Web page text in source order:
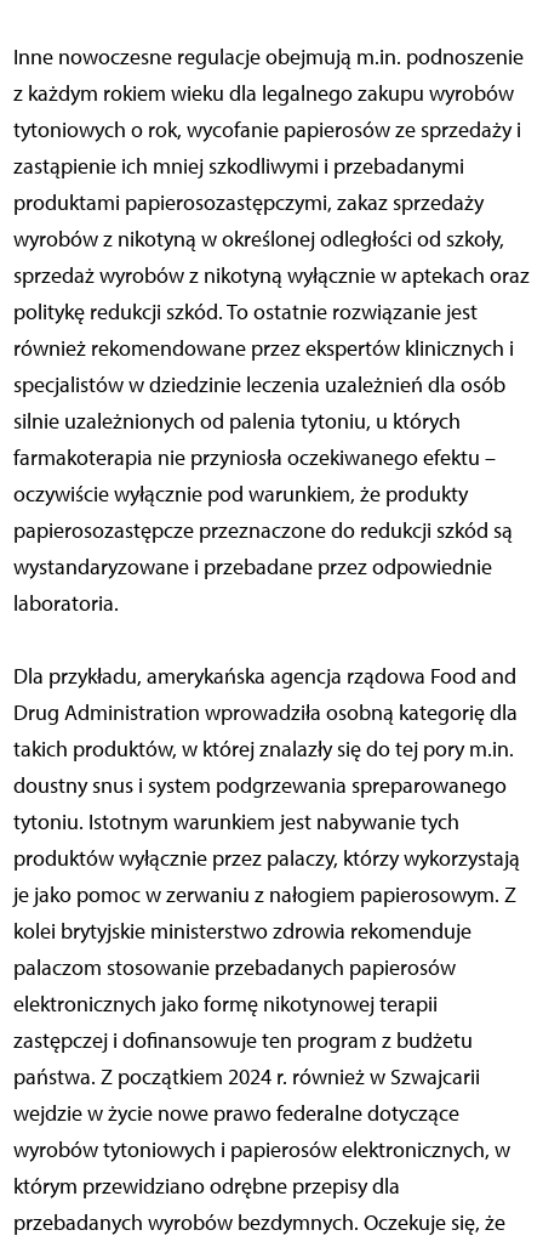
Inne nowoczesne regulacje obejmują m.in. podnoszenie
z każdym rokiem wieku dla legalnego zakupu wyrobów
tytoniowych o rok, wycofanie papierosów ze sprzedaży i
zastąpienie ich mniej szkodliwymi i przebadanymi
produktami papierosozastępczymi, zakaz sprzedaży
wyrobów z nikotyną w określonej odległości od szkoły,
sprzedaż wyrobów z nikotyną wyłącznie w aptekach oraz
politykę redukcji szkód. To ostatnie rozwiązanie jest
również rekomendowane przez ekspertów klinicznych i
specjalistów w dziedzinie leczenia uzależnień dla osób
silnie uzależnionych od palenia tytoniu, u których
farmakoterapia nie przyniosła oczekiwanego efektu –
oczywiście wyłącznie pod warunkiem, że produkty
papierosozastępcze przeznaczone do redukcji szkód są
wystandaryzowane i przebadane przez odpowiednie
laboratoria.
Dla przykładu, amerykańska agencja rządowa Food and
Drug Administration wprowadziła osobną kategorię dla
takich produktów, w której znalazły się do tej pory m.in.
doustny snus i system podgrzewania spreparowanego
tytoniu. Istotnym warunkiem jest nabywanie tych
produktów wyłącznie przez palaczy, którzy wykorzystają
je jako pomoc w zerwaniu z nałogiem papierosowym. Z
kolei brytyjskie ministerstwo zdrowia rekomenduje
palaczom stosowanie przebadanych papierosów
elektronicznych jako formę nikotynowej terapii
zastępczej i dofinansowuje ten program z budżetu
państwa. Z początkiem 2024 r. również w Szwajcarii
wejdzie w życie nowe prawo federalne dotyczące
wyrobów tytoniowych i papierosów elektronicznych, w
którym przewidziano odrębne przepisy dla
przebadanych wyrobów bezdymnych. Oczekuje się, że